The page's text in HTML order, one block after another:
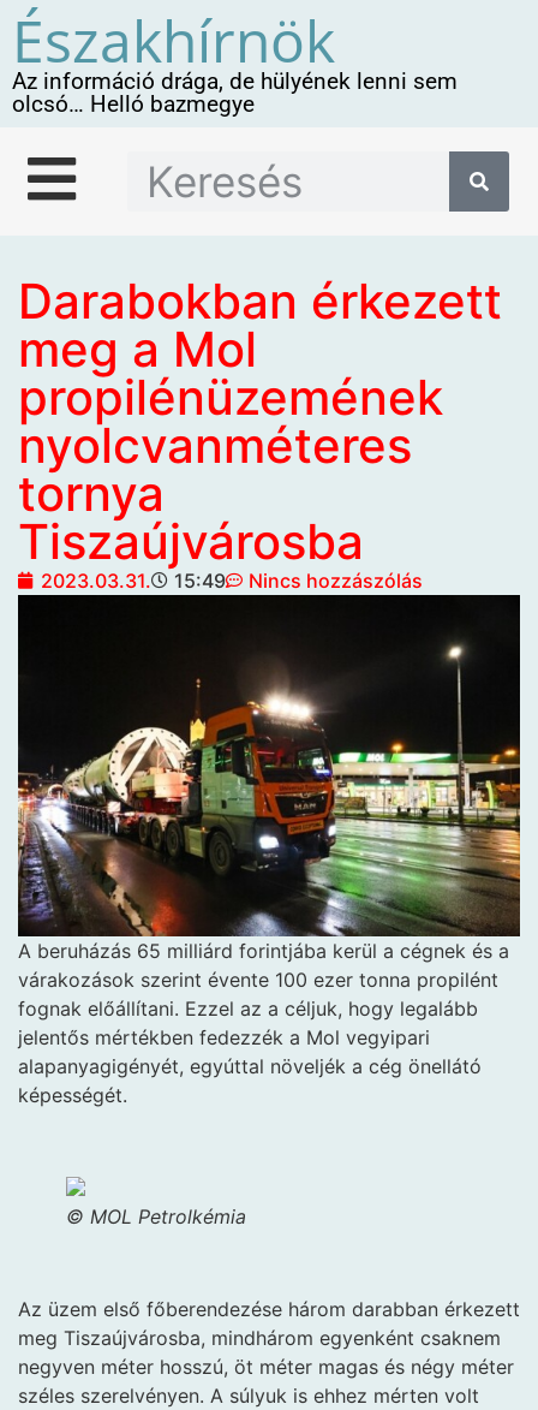
Északhírnök
Az információ drága, de hülyének lenni sem
olcsó… Helló bazmegye
Darabokban érkezett
meg a Mol
propilénüzemének
nyolcvanméteres
tornya
Tiszaújvárosba
2023.03.31. 15:49 Nincs hozzászólás
A beruházás 65 milliárd forintjába kerül a cégnek és a
várakozások szerint évente 100 ezer tonna propilént
fognak előállítani. Ezzel az a céljuk, hogy legalább
jelentős mértékben fedezzék a Mol vegyipari
alapanyagigényét, egyúttal növeljék a cég önellátó
képességét.
© MOL Petrolkémia
Az üzem első főberendezése három darabban érkezett
meg Tiszaújvárosba, mindhárom egyenként csaknem
negyven méter hosszú, öt méter magas és négy méter
széles szerelvényen. A súlyuk is ehhez mérten volt